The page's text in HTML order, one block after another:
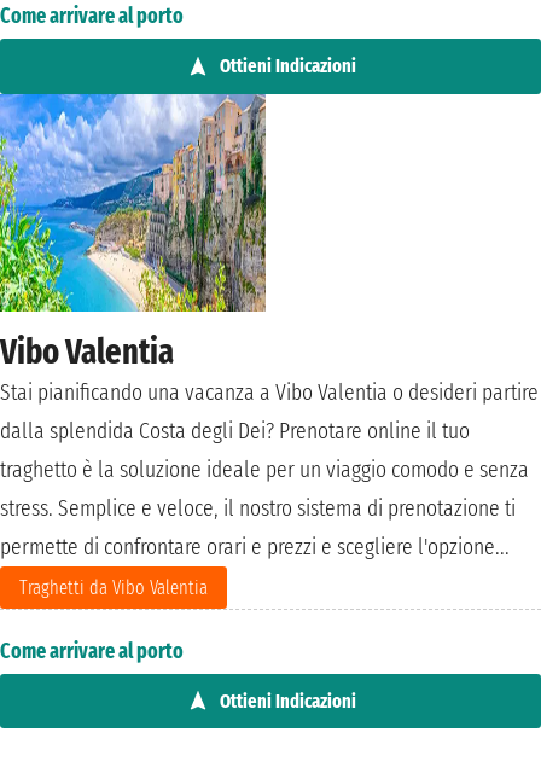
Come arrivare al porto
Ottieni Indicazioni
Vibo Valentia
Stai pianificando una vacanza a Vibo Valentia o desideri partire
dalla splendida Costa degli Dei? Prenotare online il tuo
traghetto è la soluzione ideale per un viaggio comodo e senza
stress. Semplice e veloce, il nostro sistema di prenotazione ti
permette di confrontare orari e prezzi e scegliere l'opzione...
Traghetti da Vibo Valentia
Come arrivare al porto
Ottieni Indicazioni